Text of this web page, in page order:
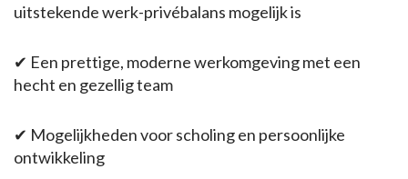
uitstekende werk-privébalans mogelijk is
✔ Een prettige, moderne werkomgeving met een
hecht en gezellig team
✔ Mogelijkheden voor scholing en persoonlijke
ontwikkeling